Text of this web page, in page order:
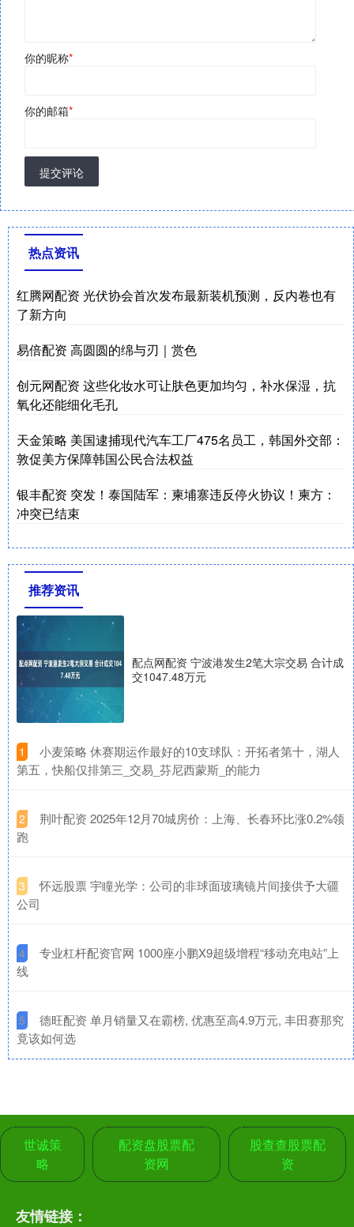
你的昵称*
你的邮箱*
提交评论
热点资讯
红腾网配资 光伏协会首次发布最新装机预测，反内卷也有
了新方向
易倍配资 高圆圆的绵与刃｜赏色
创元网配资 这些化妆水可让肤色更加均匀，补水保湿，抗
氧化还能细化毛孔
天金策略 美国逮捕现代汽车工厂475名员工，韩国外交部：
敦促美方保障韩国公民合法权益
银丰配资 突发！泰国陆军：柬埔寨违反停火协议！柬方：
冲突已结束
推荐资讯
配点网配资 宁波港发生2笔大宗交易 合计成
交1047.48万元
1
​小麦策略 休赛期运作最好的10支球队：开拓者第十，湖人
第五，快船仅排第三_交易_芬尼西蒙斯_的能力
2
​荆叶配资 2025年12月70城房价：上海、长春环比涨0.2%领
跑
3
​怀远股票 宇瞳光学：公司的非球面玻璃镜片间接供予大疆
公司
4
​专业杠杆配资官网 1000座小鹏X9超级增程“移动充电站”上
线
5
​德旺配资 单月销量又在霸榜, 优惠至高4.9万元, 丰田赛那究
竟该如何选
世诚策
略
配资盘股票配
资网
股查查股票配
资
友情链接：